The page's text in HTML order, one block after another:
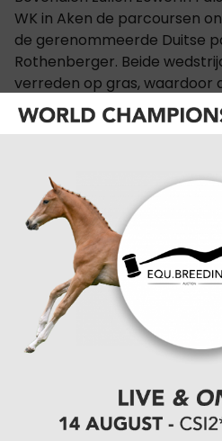
WK in Aken de parcoursen
de gerenommeerde Duitse
Rothenberger. Beide
verreden op gras, waardoor
sterk vergelijkbaar zijn.
prestaties van hun
in aanloop naar de
voor de Belgische equipe
doorslaggevende rol spelen
het team dat later deze
Naast de landenwedstrijd
heel wat topsport op het
internationale ruiters komen
in publieksfavorieten zoals
prestigieuze Rolex Grand
van het evenement vormt.